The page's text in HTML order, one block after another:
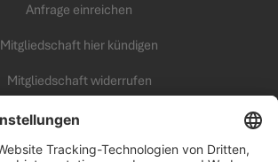
Anfrage einreichen
Mitgliedschaft hier kündigen
Mitgliedschaft widerrufen
KARRIERE
Unsere Arbeitswelt